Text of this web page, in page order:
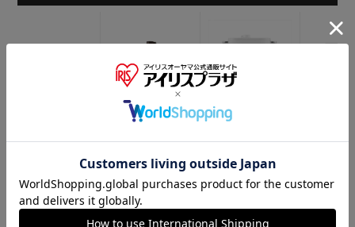
¥13,800 税込 ¥14,800
型番 PC-MA2 PMPC-REMA3
容量
1～2人(2.2L) 3～4人(3.0L)
4人～
自動メニュー数
6種類 15種類
90